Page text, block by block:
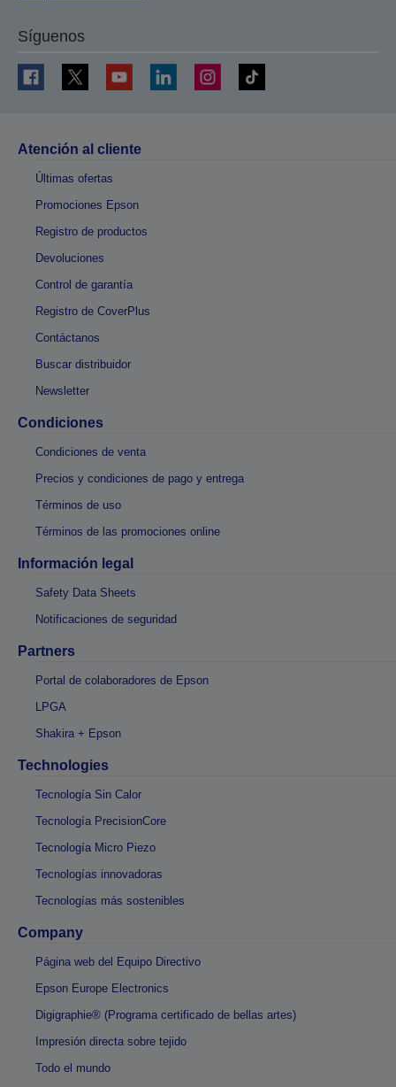
Síguenos
Atención al cliente
Últimas ofertas
Promociones Epson
Registro de productos
Devoluciones
Control de garantía
Registro de CoverPlus
Contáctanos
Buscar distribuidor
Newsletter
Condiciones
Condiciones de venta
Precios y condiciones de pago y entrega
Términos de uso
Términos de las promociones online
Información legal
Safety Data Sheets
Notificaciones de seguridad
Partners
Portal de colaboradores de Epson
LPGA
Shakira + Epson
Technologies
Tecnología Sin Calor
Tecnología PrecisionCore
Tecnología Micro Piezo
Tecnologías innovadoras
Tecnologías más sostenibles
Company
Página web del Equipo Directivo
Epson Europe Electronics
Digigraphie® (Programa certificado de bellas artes)
Impresión directa sobre tejido
Todo el mundo